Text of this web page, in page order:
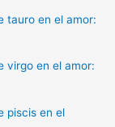
tauro en el amor:
virgo en el amor:
piscis en el